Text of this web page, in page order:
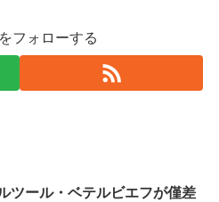
フォローする
ツール・ベテルビエフが僅差